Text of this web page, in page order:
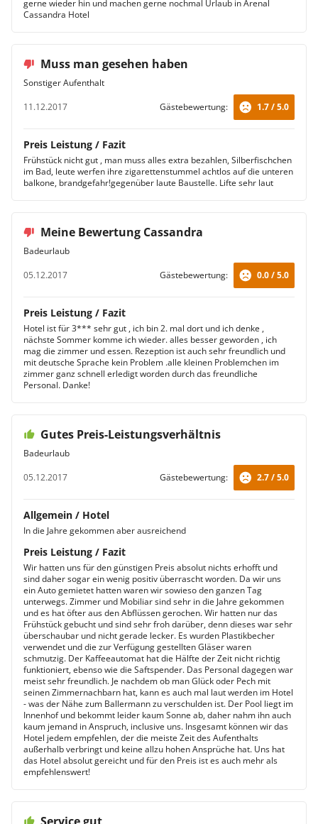
gerne wieder hin und machen gerne nochmal Urlaub in Arenal
Cassandra Hotel
Muss man gesehen haben
Sonstiger Aufenthalt
11.12.2017
Gästebewertung: 1.7 / 5.0
Preis Leistung / Fazit
Frühstück nicht gut , man muss alles extra bezahlen, Silberfischchen
im Bad, leute werfen ihre zigarettenstummel achtlos auf die unteren
balkone, brandgefahr!gegenüber laute Baustelle. Lifte sehr laut
Meine Bewertung Cassandra
Badeurlaub
05.12.2017
Gästebewertung: 0.0 / 5.0
Preis Leistung / Fazit
Hotel ist für 3*** sehr gut , ich bin 2. mal dort und ich denke ,
nächste Sommer komme ich wieder. alles besser geworden , ich
mag die zimmer und essen. Rezeption ist auch sehr freundlich und
mit deutsche Sprache kein Problem .alle kleinen Problemchen im
zimmer ganz schnell erledigt worden durch das freundliche
Personal. Danke!
Gutes Preis-Leistungsverhältnis
Badeurlaub
05.12.2017
Gästebewertung: 2.7 / 5.0
Allgemein / Hotel
In die Jahre gekommen aber ausreichend
Preis Leistung / Fazit
Wir hatten uns für den günstigen Preis absolut nichts erhofft und
sind daher sogar ein wenig positiv überrascht worden. Da wir uns
ein Auto gemietet hatten waren wir sowieso den ganzen Tag
unterwegs. Zimmer und Mobiliar sind sehr in die Jahre gekommen
und es hat öfter aus den Abflüssen gerochen. Wir hatten nur das
Frühstück gebucht und sind sehr froh darüber, denn dieses war sehr
überschaubar und nicht gerade lecker. Es wurden Plastikbecher
verwendet und die zur Verfügung gestellten Gläser waren
schmutzig. Der Kaffeeautomat hat die Hälfte der Zeit nicht richtig
funktioniert, ebenso wie die Saftspender. Das Personal dagegen war
meist sehr freundlich. Je nachdem ob man Glück oder Pech mit
seinen Zimmernachbarn hat, kann es auch mal laut werden im Hotel
- was der Nähe zum Ballermann zu verschulden ist. Der Pool liegt im
Innenhof und bekommt leider kaum Sonne ab, daher nahm ihn auch
kaum jemand in Anspruch, inclusive uns. Insgesamt können wir das
Hotel jedem empfehlen, der die meiste Zeit des Aufenthalts
außerhalb verbringt und keine allzu hohen Ansprüche hat. Uns hat
das Hotel absolut gereicht und für den Preis ist es auch mehr als
empfehlenswert!